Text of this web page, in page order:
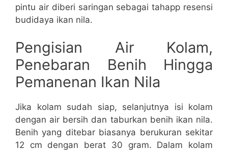
pintu air diberi saringan sebagai tahapp resensi
budidaya ikan nila.
Pengisian Air Kolam,
Penebaran Benih Hingga
Pemanenan Ikan Nila
Jika kolam sudah siap, selanjutnya isi kolam
dengan air bersih dan taburkan benih ikan nila.
Benih yang ditebar biasanya berukuran sekitar
12 cm dengan berat 30 gram. Dalam kolam